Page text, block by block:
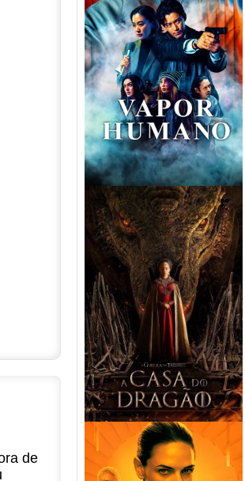
de
Vapor Humano 1ª Temporada
Torrent (2026) WEB-DL 1080p
Dual Áudio
A Casa do Dragão 1ª
Temporada Torrent (2022)
WEB-DL 720p/1080p Dual
Áudio